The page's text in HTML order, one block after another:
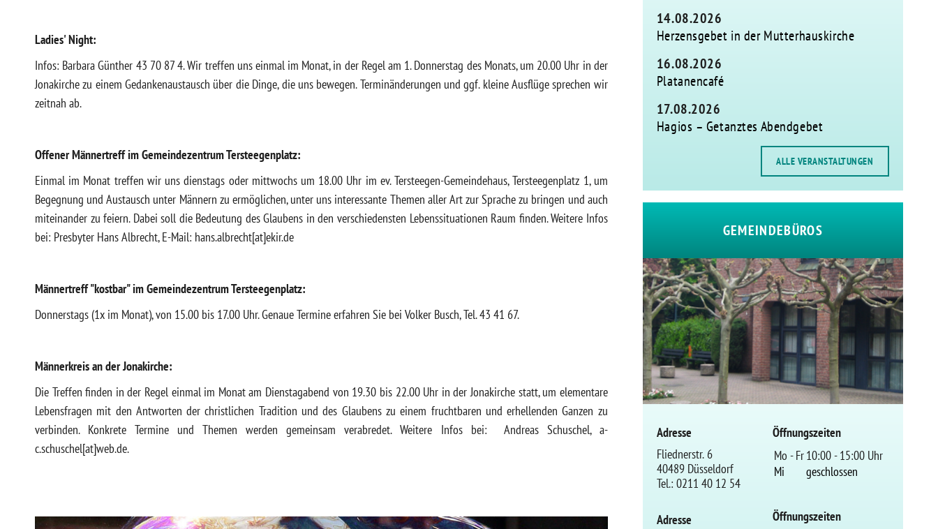
Ladies' Night:
Infos: Barbara Günther 43 70 87 4. Wir treffen uns einmal im Monat, in der Regel am 1. Donnerstag des Monats, um 20.00 Uhr in der
Jonakirche zu einem Gedankenaustausch über die Dinge, die uns bewegen. Terminänderungen und ggf. kleine Ausflüge sprechen wir
zeitnah ab.
Offener Männertreff im Gemeindezentrum Tersteegenplatz:
Einmal im Monat treffen wir uns dienstags oder mittwochs um 18.00 Uhr im ev. Tersteegen-Gemeindehaus, Tersteegenplatz 1, um
Begegnung und Austausch unter Männern zu ermöglichen, unter uns interessante Themen aller Art zur Sprache zu bringen und auch
miteinander zu feiern. Dabei soll die Bedeutung des Glaubens in den verschiedensten Lebenssituationen Raum finden. Weitere Infos
bei: Presbyter Hans Albrecht, E-Mail: hans.albrecht[at]ekir.de
Männertreff "kostbar" im Gemeindezentrum Tersteegenplatz:
Donnerstags (1x im Monat), von 15.00 bis 17.00 Uhr. Genaue Termine erfahren Sie bei Volker Busch, Tel. 43 41 67.
Männerkreis an der Jonakirche:
Die Treffen finden in der Regel einmal im Monat am Dienstagabend von 19.30 bis 22.00 Uhr in der Jonakirche statt, um elementare
Lebensfragen mit den Antworten der christlichen Tradition und des Glaubens zu einem fruchtbaren und erhellenden Ganzen zu
verbinden. Konkrete Termine und Themen werden gemeinsam verabredet. Weitere Infos bei: Andreas Schuschel, a-
c.schuschel[at]web.de.
14.08.2026
Herzensgebet in der Mutterhauskirche
16.08.2026
Platanencafé
17.08.2026
Hagios – Getanztes Abendgebet
ALLE VERANSTALTUNGEN
GEMEINDEBÜROS
Adresse
Fliednerstr. 6
40489 Düsseldorf
Tel.: 0211 40 12 54
Adresse
Öffnungszeiten
Mo - Fr10:00 - 15:00 Uhr
Mi
geschlossen
Öffnungszeiten